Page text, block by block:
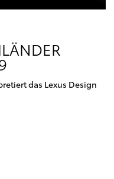
das Lexus Design